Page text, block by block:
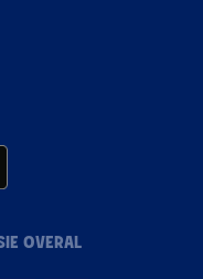
OVERAL